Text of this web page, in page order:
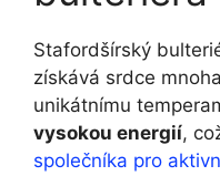
Stafordšírský
získává srdce
unikátnímu
vysokou energií,
společníka pro